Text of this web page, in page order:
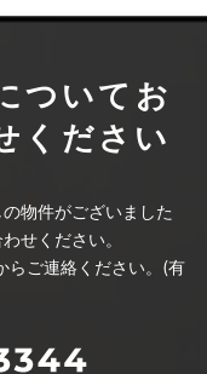
ついて お
ください
物件がございました
せください。
らご連絡ください。(有